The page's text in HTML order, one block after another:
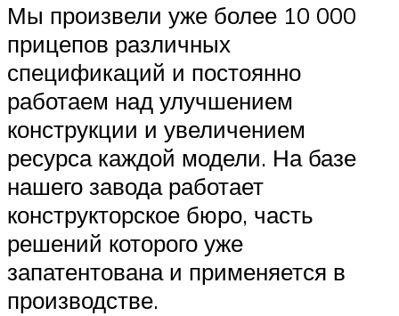
Мы произвели уже более 10 000
прицепов различных
спецификаций и постоянно
работаем над улучшением
конструкции и увеличением
ресурса каждой модели. На базе
нашего завода работает
конструкторское бюро, часть
решений которого уже
запатентована и применяется в
производстве.